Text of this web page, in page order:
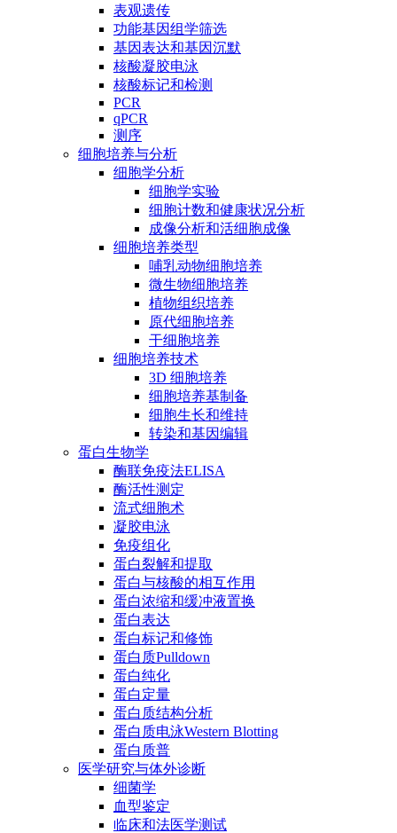
表观遗传
功能基因组学筛选
基因表达和基因沉默
核酸凝胶电泳
核酸标记和检测
PCR
qPCR
测序
细胞培养与分析
细胞学分析
细胞学实验
细胞计数和健康状况分析
成像分析和活细胞成像
细胞培养类型
哺乳动物细胞培养
微生物细胞培养
植物组织培养
原代细胞培养
干细胞培养
细胞培养技术
3D 细胞培养
细胞培养基制备
细胞生长和维持
转染和基因编辑
蛋白生物学
酶联免疫法ELISA
酶活性测定
流式细胞术
凝胶电泳
免疫组化
蛋白裂解和提取
蛋白与核酸的相互作用
蛋白浓缩和缓冲液置换
蛋白表达
蛋白标记和修饰
蛋白质Pulldown
蛋白纯化
蛋白定量
蛋白质结构分析
蛋白质电泳Western Blotting
蛋白质普
医学研究与体外诊断
细菌学
血型鉴定
临床和法医学测试